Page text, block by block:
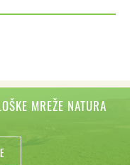
MREŽE NATURA